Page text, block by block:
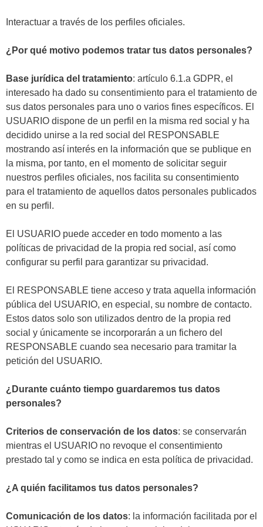
Interactuar a través de los perfiles oficiales.
¿Por qué motivo podemos tratar tus datos personales?
Base jurídica del tratamiento: artículo 6.1.a GDPR, el
interesado ha dado su consentimiento para el tratamiento de
sus datos personales para uno o varios fines específicos. El
USUARIO dispone de un perfil en la misma red social y ha
decidido unirse a la red social del RESPONSABLE
mostrando así interés en la información que se publique en
la misma, por tanto, en el momento de solicitar seguir
nuestros perfiles oficiales, nos facilita su consentimiento
para el tratamiento de aquellos datos personales publicados
en su perfil.
El USUARIO puede acceder en todo momento a las
políticas de privacidad de la propia red social, así como
configurar su perfil para garantizar su privacidad.
El RESPONSABLE tiene acceso y trata aquella información
pública del USUARIO, en especial, su nombre de contacto.
Estos datos solo son utilizados dentro de la propia red
social y únicamente se incorporarán a un fichero del
RESPONSABLE cuando sea necesario para tramitar la
petición del USUARIO.
¿Durante cuánto tiempo guardaremos tus datos
personales?
Criterios de conservación de los datos: se conservarán
mientras el USUARIO no revoque el consentimiento
prestado tal y como se indica en esta política de privacidad.
¿A quién facilitamos tus datos personales?
Comunicación de los datos: la información facilitada por el